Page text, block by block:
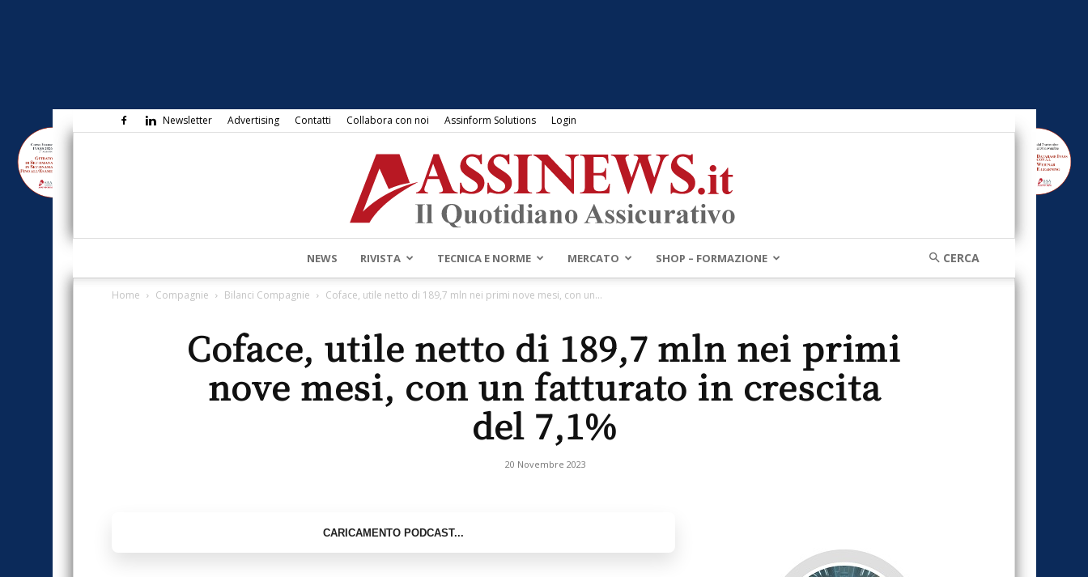
Newsletter Advertising Contatti Collabora con noi Assinform Solutions Login
Assinews.it
NEWS RIVISTA TECNICA E NORME MERCATO SHOP – FORMAZIONE
Home Compagnie Bilanci Compagnie Coface, utile netto di 189,7 mln nei primi nove mesi, con un...
Coface, utile netto di 189,7 mln nei primi
nove mesi, con un fatturato in crescita
del 7,1%
20 Novembre 2023